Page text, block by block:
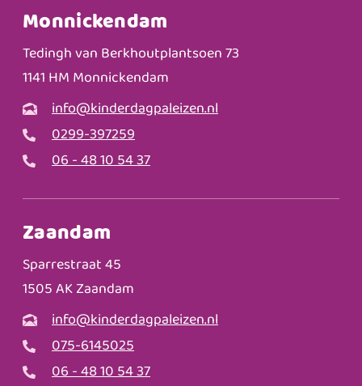
Monnickendam
Tedingh van Berkhoutplantsoen 73
1141 HM Monnickendam
info@kinderdagpaleizen.nl
0299-397259
06 - 48 10 54 37
Zaandam
Sparrestraat 45
1505 AK Zaandam
info@kinderdagpaleizen.nl
075-6145025
06 - 48 10 54 37